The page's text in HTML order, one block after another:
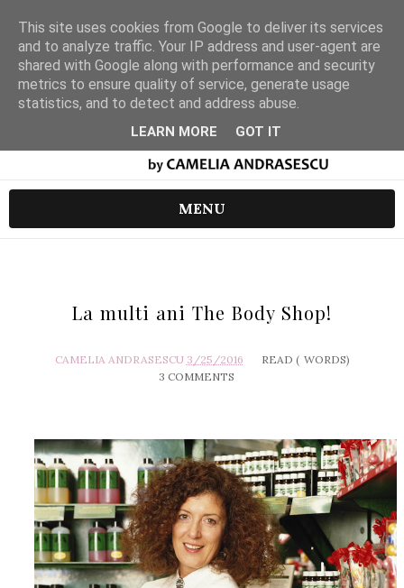
MENU
La multi ani The Body Shop!
CAMELIA ANDRASESCU 3/25/2016 READ ( WORDS)
3 COMMENTS
This site uses cookies from Google to deliver its services
and to analyze traffic. Your IP address and user-agent are
shared with Google along with performance and security
metrics to ensure quality of service, generate usage
statistics, and to detect and address abuse.
LEARN MORE GOT IT